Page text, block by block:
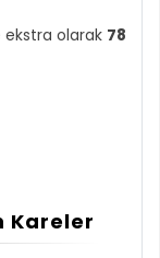
ekstra olarak 78
Kareler